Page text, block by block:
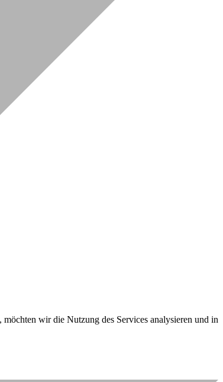
wir die Nutzung des Services analysieren und in